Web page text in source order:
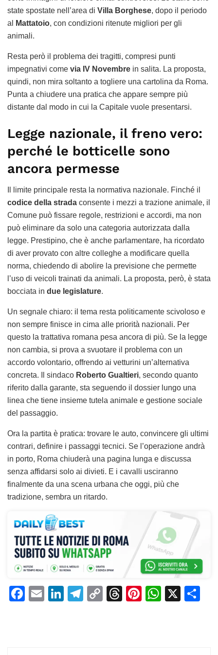
state spostate nell’area di Villa Borghese, dopo il periodo
al
Mattatoio, con condizioni ritenute migliori per gli
animali.
Resta però il problema dei tragitti, compresi punti
impegnativi come via IV Novembre in salita. La proposta,
quindi, non mira soltanto a togliere una cartolina da Roma.
Punta a chiudere una pratica che appare sempre più
distante dal modo in cui la Capitale vuole presentarsi.
Legge nazionale, il freno vero:
perché le botticelle sono
ancora permesse
Il limite principale resta la normativa nazionale. Finché il
codice della strada consente i mezzi a trazione animale, il
Comune può fissare regole, restrizioni e accordi, ma non
può eliminare da solo una categoria autorizzata dalla
legge. Prestipino, che è anche parlamentare, ha ricordato
di aver provato con altre colleghe a modificare quella
norma, chiedendo di abolire la previsione che permette
l’uso di veicoli trainati da animali. La proposta, però, è stata
bocciata in due legislature.
Un segnale chiaro: il tema resta politicamente scivoloso e
non sempre finisce in cima alle priorità nazionali. Per
questo la trattativa romana pesa ancora di più. Se la legge
non cambia, si prova a svuotare il problema con un
accordo volontario, offrendo ai vetturini un’alternativa
concreta. Il sindaco Roberto Gualtieri, secondo quanto
riferito dalla garante, sta seguendo il dossier lungo una
linea che tiene insieme tutela animale e gestione sociale
del passaggio.
Ora la partita è pratica: trovare le auto, convincere gli ultimi
contrari, definire i passaggi tecnici. Se l’operazione andrà
in porto, Roma chiuderà una pagina lunga e discussa
senza affidarsi solo ai divieti. E i cavalli usciranno
finalmente da una scena urbana che oggi, più che
tradizione, sembra un ritardo.
F
E
Li T
C
T
Pi W X